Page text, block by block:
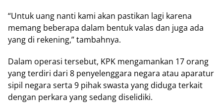
“Untuk uang nanti kami akan pastikan lagi karena
memang beberapa dalam bentuk valas dan juga ada
yang di rekening,” tambahnya.
Dalam operasi tersebut, KPK mengamankan 17 orang
yang terdiri dari 8 penyelenggara negara atau aparatur
sipil negara serta 9 pihak swasta yang diduga terkait
dengan perkara yang sedang diselidiki.